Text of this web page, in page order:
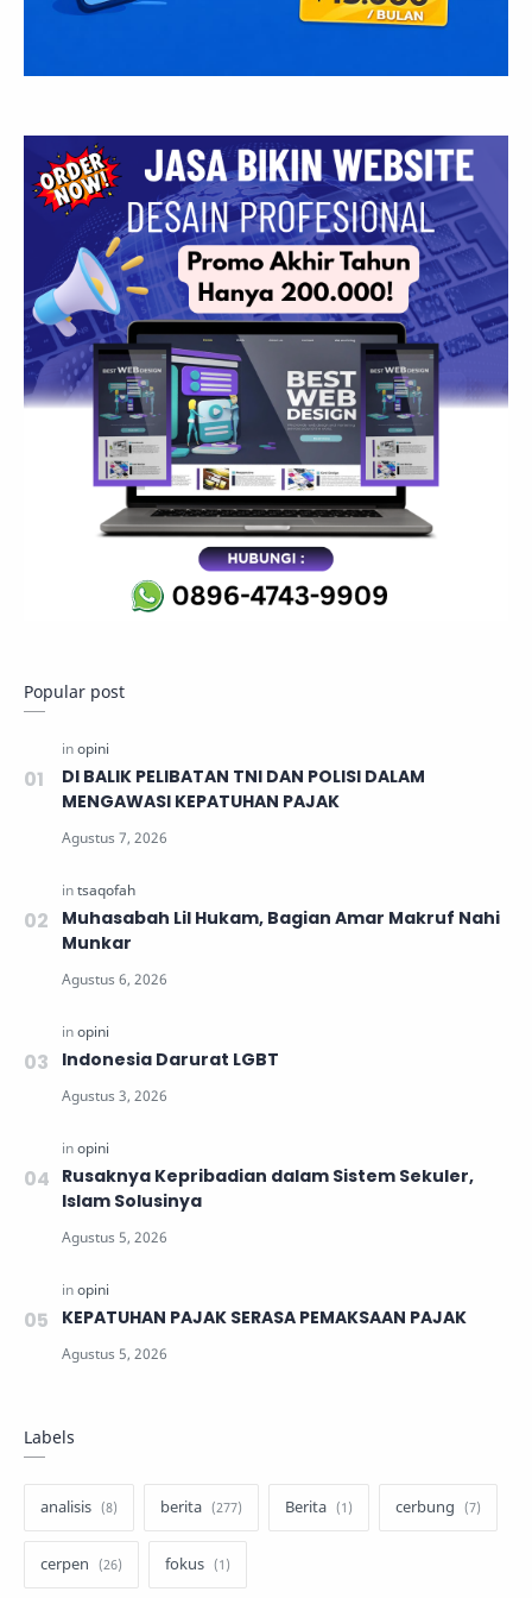
Popular post
DI BALIK PELIBATAN TNI DAN POLISI DALAM
MENGAWASI KEPATUHAN PAJAK
Muhasabah Lil Hukam, Bagian Amar Makruf Nahi
Munkar
Indonesia Darurat LGBT
Rusaknya Kepribadian dalam Sistem Sekuler,
Islam Solusinya
KEPATUHAN PAJAK SERASA PEMAKSAAN PAJAK
Labels
analisis berita Berita cerbung
cerpen fokus